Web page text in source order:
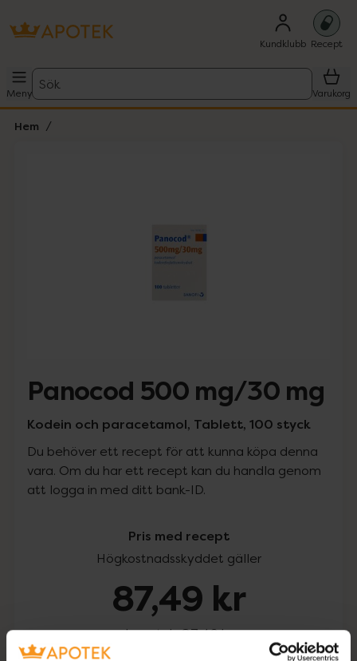
Kundklubb Recept
Meny
Sök
Varukorg
Hem
Panocod 500 mg/30 mg
Kodein och paracetamol, Tablett, 100 styck
Du behöver ett recept för att kunna köpa denna
vara. Om du har ett recept kan du handla genom
att logga in med ditt bank-ID.
Pris med recept
Högkostnadsskyddet gäller
87,49 kr
I apotek:87,49 kr